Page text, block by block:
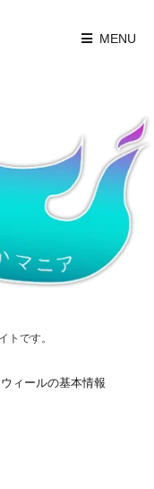
MENU
トです。
ィールの基本情報